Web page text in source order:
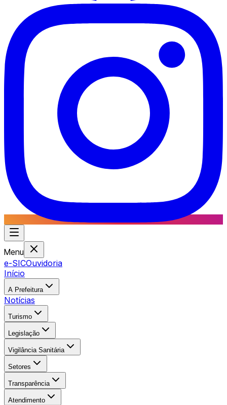
Menu
e-SICOuvidoria
Início
A Prefeitura
Notícias
Turismo
Legislação
Vigilância Sanitária
Setores
Transparência
Atendimento